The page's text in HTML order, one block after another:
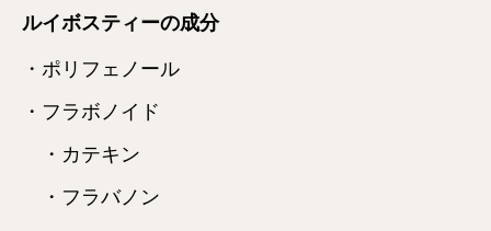
ルイボスティーの成分
・ポリフェノール
・フラボノイド
・カテキン
・フラバノン